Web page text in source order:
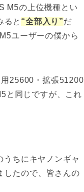
M5の上位機種とい
ると “全部入り”だ
ユーザーの僕から
25600・拡張51200
と同じですが、これ
ちにキヤノンギャ
したので、皆さんの